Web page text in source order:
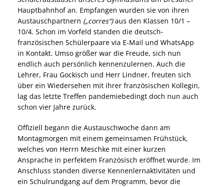
Hauptbahnhof an. Empfangen wurden sie von ihren
Austauschpartnern („corres“)aus den Klassen 10/1 –
10/4. Schon im Vorfeld standen die deutsch-
französischen Schülerpaare via E-Mail und WhatsApp
in Kontakt. Umso größer war die Freude, sich nun
endlich auch persönlich kennenzulernen. Auch die
Lehrer, Frau Gockisch und Herr Lindner, freuten sich
über ein Wiedersehen mit ihrer französischen Kollegin,
lag das letzte Treffen pandemiebedingt doch nun auch
schon vier Jahre zurück.
Offiziell begann die Austauschwoche dann am
Montagmorgen mit einem gemeinsamen Frühstück,
welches von Herrn Meschke mit einer kurzen
Ansprache in perfektem Französisch eröffnet wurde. Im
Anschluss standen diverse Kennenlernaktivitäten und
ein Schulrundgang auf dem Programm, bevor die